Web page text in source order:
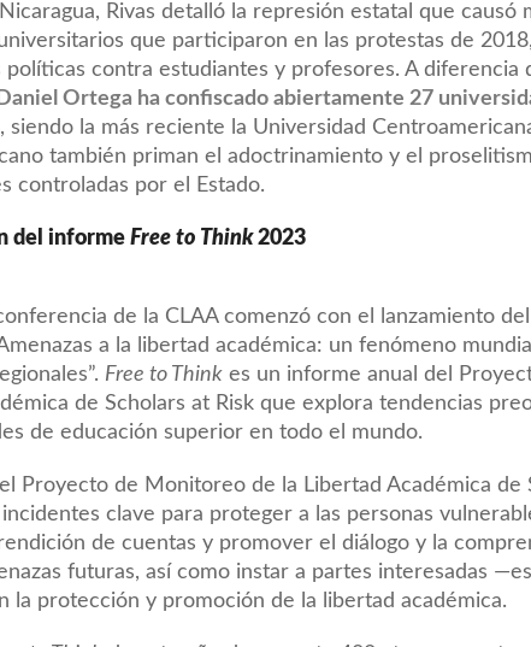
Rivas detalló la represión estatal que causó
que participaron en las protestas de
políticas contra estudiantes y profesores. A diferencia
Daniel Ortega ha confiscado abiertamente 27
siendo la más reciente la Universidad
también priman el adoctrinamiento y el
controladas por el Estado.
del informe Free to Think2023
de la CLAA comenzó con el lanzamiento del
a la libertad académica: un fenómeno
Free to Think es un informe anual del
de Scholars at Risk que explora tendencias
de educación superior en todo el mundo.
Proyecto de Monitoreo de la Libertad Académica de
clave para proteger a las personas
de cuentas y promover el diálogo y la
futuras, así como instar a partes interesadas
la protección y promoción de la libertad académica.